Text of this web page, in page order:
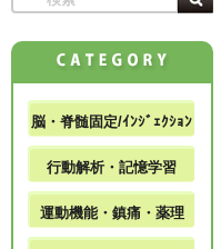
脳・脊髄固定/ｲﾝｼﾞｪｸｼｮﾝ
行動解析・記憶学習
運動機能・鎮痛・薬理